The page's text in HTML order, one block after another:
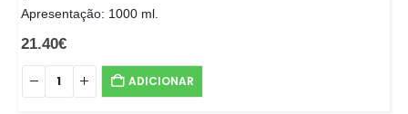
Apresentação: 1000 ml.
21.40€
ADICIONAR